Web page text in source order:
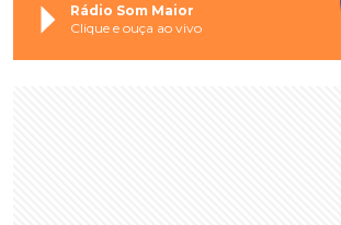
Rádio Som Maior
Clique e ouça ao vivo